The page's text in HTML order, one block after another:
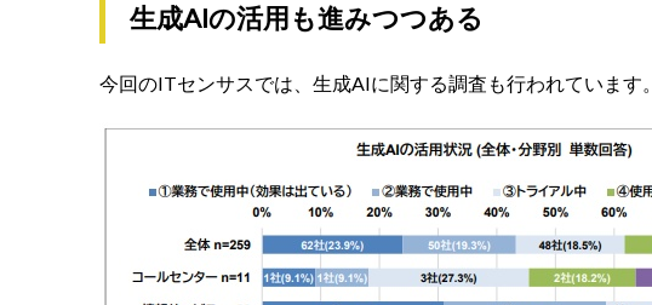
生成AIの活用も進みつつある
今回のITセンサスでは、生成AIに関する調査も行われています。